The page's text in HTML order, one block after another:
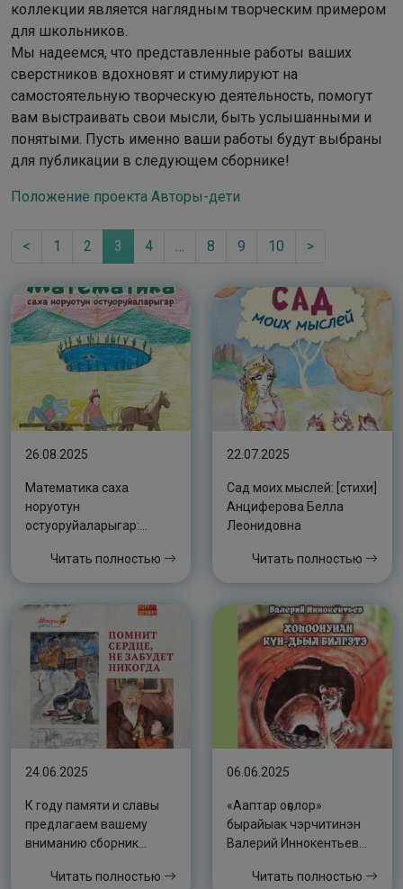
коллекции является наглядным творческим примером
для школьников.
Мы надеемся, что представленные работы ваших
сверстников вдохновят и стимулируют на
самостоятельную творческую деятельность, помогут
вам выстраивать свои мысли, быть услышанными и
понятыми. Пусть именно ваши работы будут выбраны
для публикации в следующем сборнике!
Положение проекта Авторы-дети
< 1 2 3 4 … 8 9 10 >
26.08.2025
Математика саха
норуотун
остуоруйаларыгар:
ыйытыыга хоруйдар
Читать полностью
22.07.2025
Сад моих мыслей: [стихи]
Анциферова Белла
Леонидовна
Читать полностью
24.06.2025
К году памяти и славы
предлагаем вашему
вниманию сборник
забудет никогда»
Читать полностью
06.06.2025
«Ааптар оҕолор»
бырайыак чэрчитинэн
Валерий Иннокентьев
билгэтэ» диэн кинигэ
Читать полностью